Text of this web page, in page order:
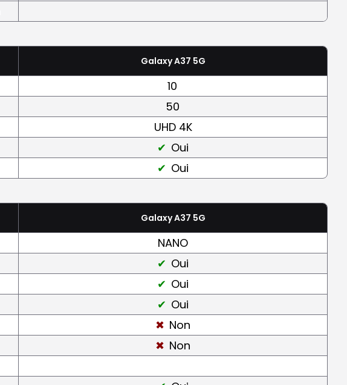
Galaxy A37 5G
10
50
UHD 4K
Oui
Oui
Galaxy A37 5G
NANO
Oui
Oui
Oui
Non
Non